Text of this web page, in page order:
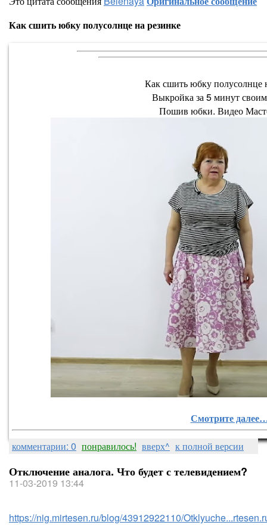
Как сшить юбку полусолнце на резинке
Как сшить юбку полусолнце
Выкройка за 5 минут
Пошив юбки. Видео
Смотрите
комментарии: 0 понравилось! вверх^ к полной версии
Отключение аналога. Что будет с телевидением?
11-03-2019 13:44
https://nig.mirtesen.ru/blog/43912922110/